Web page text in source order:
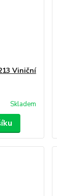
Viniční
Skladem